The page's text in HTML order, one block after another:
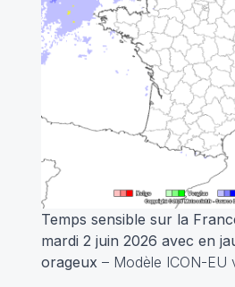
Temps sensible sur la
mardi 2 juin 2026 avec en
orageux – Modèle ICON-EU